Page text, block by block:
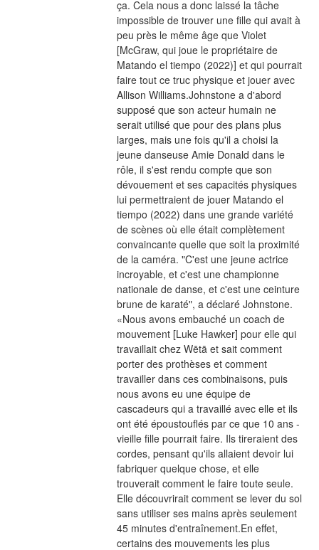
ça. Cela nous a donc laissé la tâche
impossible de trouver une fille qui avait à
peu près le même âge que Violet
[McGraw, qui joue le propriétaire de
Matando el tiempo (2022)] et qui pourrait
faire tout ce truc physique et jouer avec
Allison Williams.Johnstone a d'abord
supposé que son acteur humain ne
serait utilisé que pour des plans plus
larges, mais une fois qu'il a choisi la
jeune danseuse Amie Donald dans le
rôle, il s'est rendu compte que son
dévouement et ses capacités physiques
lui permettraient de jouer Matando el
tiempo (2022) dans une grande variété
de scènes où elle était complètement
convaincante quelle que soit la proximité
de la caméra. "C'est une jeune actrice
incroyable, et c'est une championne
nationale de danse, et c'est une ceinture
brune de karaté", a déclaré Johnstone.
«Nous avons embauché un coach de
mouvement [Luke Hawker] pour elle qui
travaillait chez Wētā et sait comment
porter des prothèses et comment
travailler dans ces combinaisons, puis
nous avons eu une équipe de
cascadeurs qui a travaillé avec elle et ils
ont été époustouflés par ce que 10 ans -
vieille fille pourrait faire. Ils tireraient des
cordes, pensant qu'ils allaient devoir lui
fabriquer quelque chose, et elle
trouverait comment le faire toute seule.
Elle découvrirait comment se lever du sol
sans utiliser ses mains après seulement
45 minutes d'entraînement.En effet,
certains des mouvements les plus